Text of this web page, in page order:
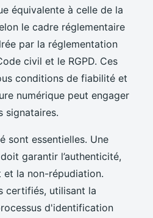
équivalente à celle de la
le cadre réglementaire
par la réglementation
civil et le RGPD. Ces
conditions de fiabilité et
numérique peut engager
signataires.
sont essentielles. Une
garantir l’authenticité,
et la non-répudiation.
certifiés, utilisant la
d'identification